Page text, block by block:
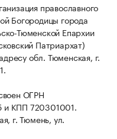
православного
Богородицы города
Тюменской Епархии
Патриархат)
обл. Тюменская, г.
ОГРН
КПП 720301001.
г. Тюмень, ул.